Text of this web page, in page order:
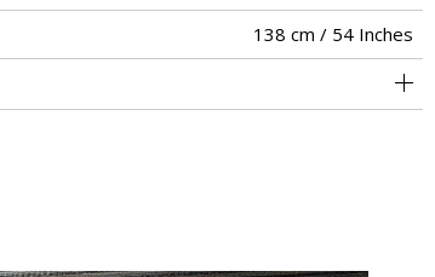
138 cm / 54 Inches
Vendu au mètre
470
Faux-uni tissé en laine et lin sur intissé
Epongeable
Encollage du mur
Pelable
A+
Class A
B-s1, d0
Belgique